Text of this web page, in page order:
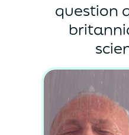
question